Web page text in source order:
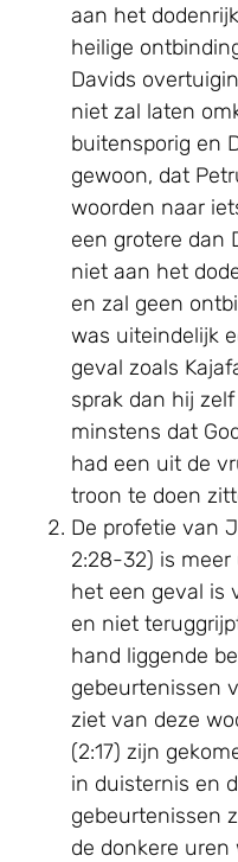
aan het
heilige
Davids
niet zal laten
buitensporig en
gewoon, dat
woorden naar
een grotere dan
niet aan het
en zal geen
was uiteindelijk
geval zoals
sprak dan hij
minstens dat
had een uit de
troon te doen
De profetie van
2:28-32) is
het een geval is
en niet
hand liggende
gebeurtenissen
ziet van deze
(2:17) zijn
in duisternis en
gebeurtenissen
de donkere